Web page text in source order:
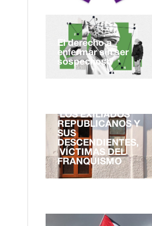
El derecho a
enfermar sin ser
sospechoso
LOS EXILIADOS
REPUBLICANOS Y
SUS
DESCENDIENTES,
VÍCTIMAS DEL
FRANQUISMO